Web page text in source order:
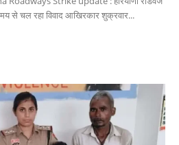
से चल रहा विवाद आखिरकार शुक्रवार...